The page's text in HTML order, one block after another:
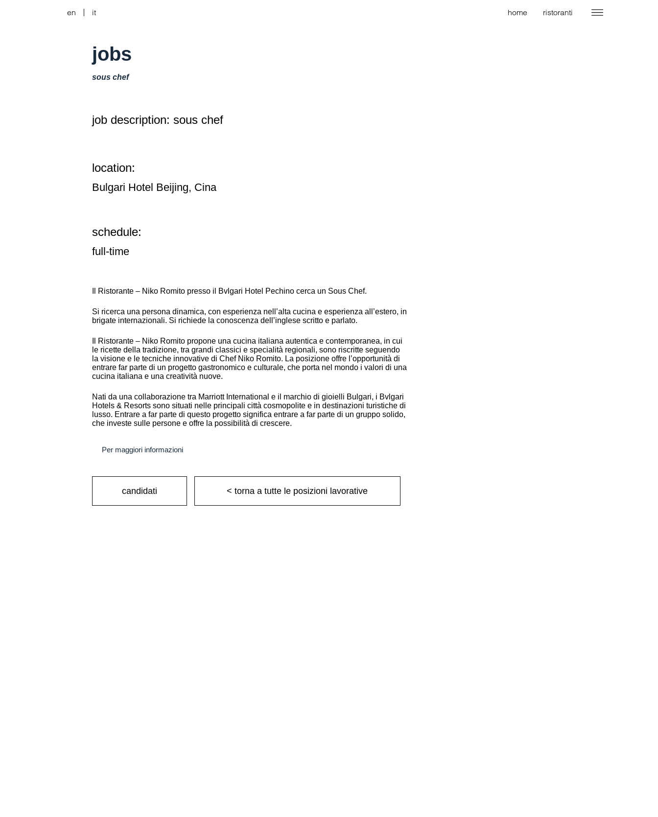
en it home ristoranti
jobs
sous chef
job description: sous chef
location:
Bulgari Hotel Beijing, Cina
schedule:
full-time
Il Ristorante – Niko Romito presso il Bvlgari Hotel Pechino cerca un Sous Chef.
Si ricerca una persona dinamica, con esperienza nell’alta cucina e esperienza all’estero, in
brigate internazionali. Si richiede la conoscenza dell’inglese scritto e parlato.
Il Ristorante – Niko Romito propone una cucina italiana autentica e contemporanea, in cui
le ricette della tradizione, tra grandi classici e specialità regionali, sono riscritte seguendo
la visione e le tecniche innovative di Chef Niko Romito. La posizione offre l’opportunità di
entrare far parte di un progetto gastronomico e culturale, che porta nel mondo i valori di una
cucina italiana e una creatività nuove.
Nati da una collaborazione tra Marriott International e il marchio di gioielli Bulgari, i Bvlgari
Hotels & Resorts sono situati nelle principali città cosmopolite e in destinazioni turistiche di
lusso. Entrare a far parte di questo progetto significa entrare a far parte di un gruppo solido,
che investe sulle persone e offre la possibilità di crescere.
Per maggiori informazioni
candidati < torna a tutte le posizioni lavorative